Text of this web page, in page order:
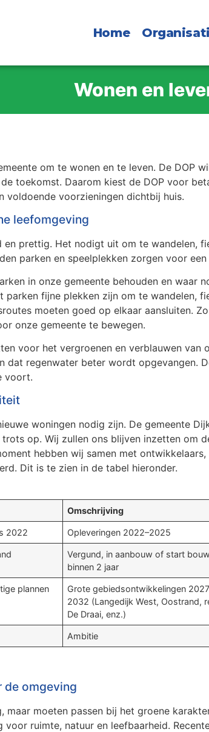
Home
Wonen en
om te wonen en te leven. De DOP
toekomst. Daarom kiest de DOP voor
voldoende voorzieningen dichtbij huis.
leefomgeving
en prettig. Het nodigt uit om te wandelen,
parken en speelplekken zorgen voor
in onze gemeente behouden en waar
parken fijne plekken zijn om te wandelen,
moeten goed op elkaar aansluiten.
onze gemeente te bewegen.
voor het vergroenen en verblauwen van
dat regenwater beter wordt opgevangen.
voort.
woningen nodig zijn. De gemeente
op. Wij zullen ons blijven inzetten om
hebben wij samen met
Dit is te zien in de tabel hieronder.
Omschrijving
2022 Opleveringen 2022–2025
Vergund, in aanbouw of start bouw
binnen 2 jaar
plannen
Grote gebiedsontwikkelingen
2032 (Langedijk West, Oostrand,
De Draai, enz.)
Ambitie
de omgeving
maar moeten passen bij het groene
ruimte, natuur en leefbaarheid.